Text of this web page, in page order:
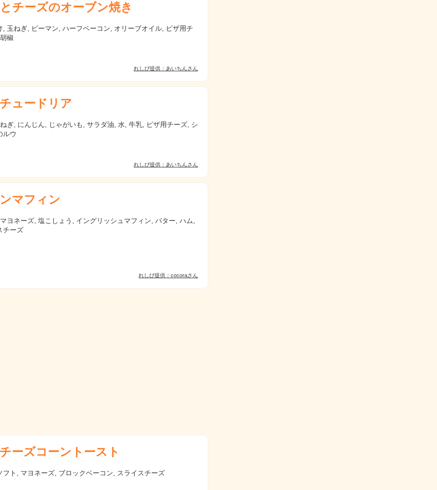
チーズのオーブン焼き
, 玉ねぎ, ピーマン, ハーフベーコン, オリーブオイル, ピザ用チ
椒
れしぴ提供：あいちんさん
ュードリア
ぎ, にんじん, じゃがいも, サラダ油, 水, 牛乳, ピザ用チーズ, シ
ルウ
れしぴ提供：あいちんさん
マフィン
ヨネーズ, 塩こしょう, イングリッシュマフィン, バター, ハム,
チーズ
れしぴ提供：cocoraさん
ーズコーントースト
フト, マヨネーズ, ブロックベーコン, スライスチーズ